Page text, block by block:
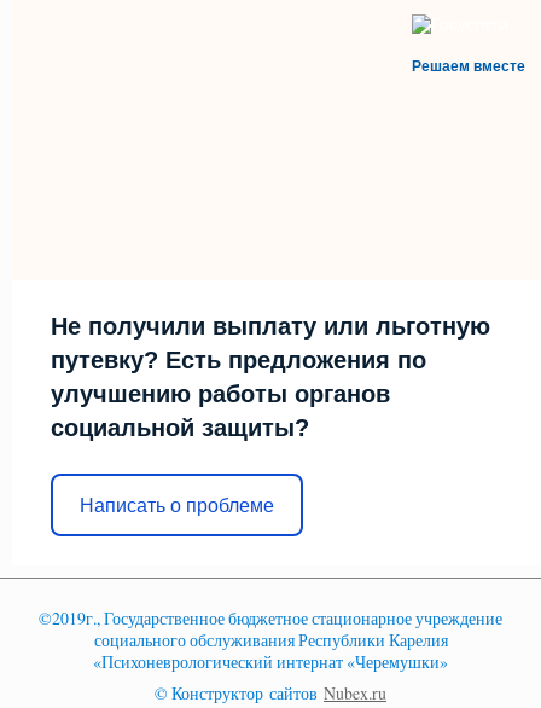
Решаем вместе
Не получили выплату или льготную
путевку? Есть предложения по
улучшению работы органов
социальной защиты?
Написать о проблеме
©2019г., Государственное бюджетное стационарное учреждение
социального обслуживания Республики Карелия
«Психоневрологический интернат «Черемушки»
© Конструктор сайтов Nubex.ru